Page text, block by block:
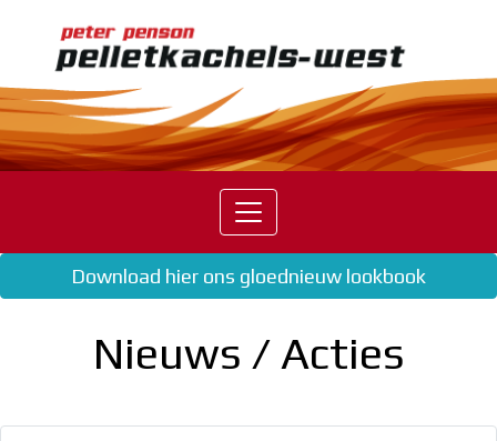
Home
Pelletkachels
Calor
Nordic
Fire
Mcz
Pellethaarden
Download hier ons gloednieuw lookbook
Nieuws / Acties